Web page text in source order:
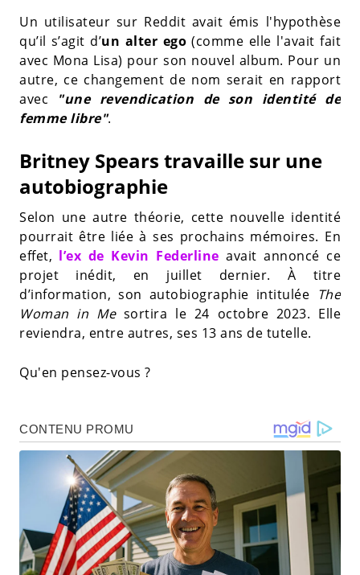
Un utilisateur sur Reddit avait émis l'hypothèse
qu’il s’agit d’un alter ego (comme elle l'avait fait
avec Mona Lisa) pour son nouvel album. Pour un
autre, ce changement de nom serait en rapport
avec
"une revendication de son identité de
femme libre".
Britney Spears travaille sur une
autobiographie
Selon une autre théorie, cette nouvelle identité
pourrait être liée à ses prochains mémoires. En
effet, l’ex de Kevin Federline avait annoncé ce
projet inédit, en juillet dernier. À titre
d’information, son autobiographie intitulée The
Woman in Me sortira le 24 octobre 2023. Elle
reviendra, entre autres, ses 13 ans de tutelle.
Qu'en pensez-vous ?